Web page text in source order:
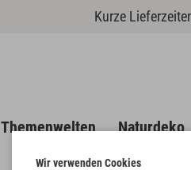
Kurze
Themenwelten Naturdeko
Wir verwenden Cookies